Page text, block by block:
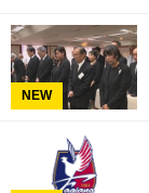
NEW